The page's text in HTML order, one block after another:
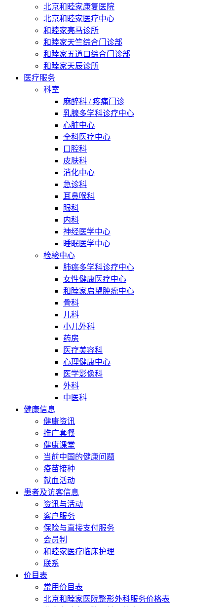
北京和睦家康复医院
北京和睦家医疗中心
和睦家亮马诊所
和睦家天竺综合门诊部
和睦家五道口综合门诊部
和睦家天辰诊所
医疗服务
科室
麻醉科 / 疼痛门诊
乳腺多学科诊疗中心
心脏中心
全科医疗中心
口腔科
皮肤科
消化中心
急诊科
耳鼻喉科
眼科
内科
神经医学中心
睡眠医学中心
检验中心
肺癌多学科诊疗中心
女性健康医疗中心
和睦家启望肿瘤中心
骨科
儿科
小儿外科
药房
医疗美容科
心理健康中心
医学影像科
外科
中医科
健康信息
健康资讯
推广套餐
健康课堂
当前中国的健康问题
疫苗接种
献血活动
患者及访客信息
资讯与活动
客户服务
保险与直接支付服务
会员制
和睦家医疗临床护理
联系
价目表
常用价目表
北京和睦家医院整形外科服务价格表